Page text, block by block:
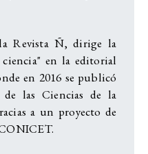
Revista Ñ, dirige la
en la editorial
en 2016 se publicó
las Ciencias de la
a un proyecto de